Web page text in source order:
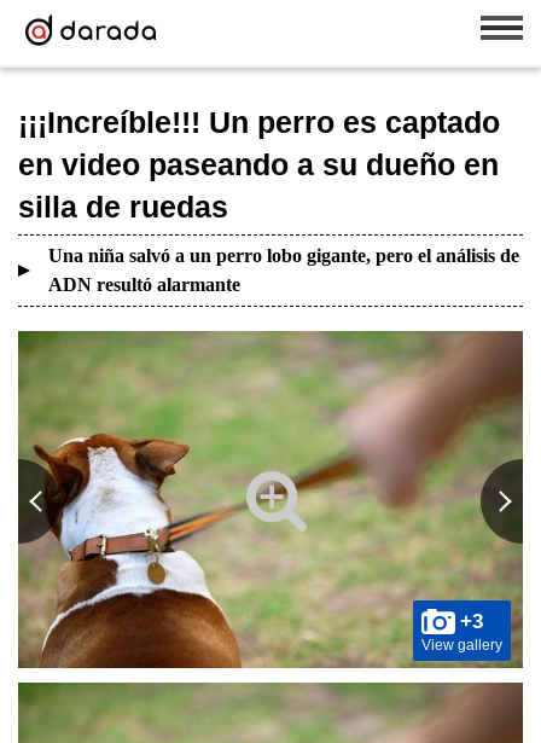
¡¡¡Increíble!!! Un perro es captado
en video paseando a su dueño en
silla de ruedas
Una niña salvó a un perro lobo gigante, pero el análisis de
ADN resultó alarmante
+3
View gallery